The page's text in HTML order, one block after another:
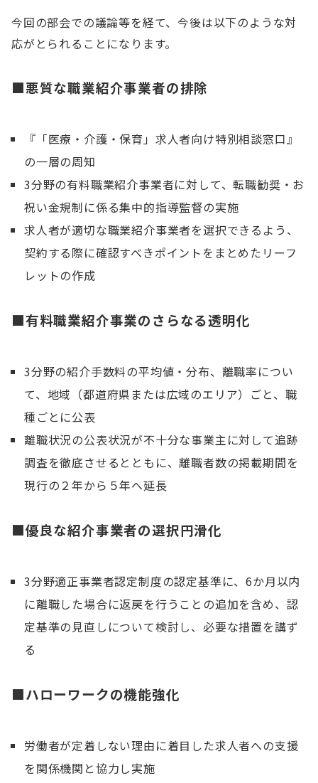
今回の部会での議論等を経て、今後は以下のような対
応がとられることになります。
■悪質な職業紹介事業者の排除
『「医療・介護・保育」求人者向け特別相談窓口』
の一層の周知
3分野の有料職業紹介事業者に対して、転職勧奨・お
祝い金規制に係る集中的指導監督の実施
求人者が適切な職業紹介事業者を選択できるよう、
契約する際に確認すべきポイントをまとめたリーフ
レットの作成
■有料職業紹介事業のさらなる透明化
3分野の紹介手数料の平均値・分布、離職率につい
て、地域（都道府県または広域のエリア）ごと、職
種ごとに公表
離職状況の公表状況が不十分な事業主に対して追跡
調査を徹底させるとともに、離職者数の掲載期間を
現行の２年から５年へ延長
■優良な紹介事業者の選択円滑化
3分野適正事業者認定制度の認定基準に、6か月以内
に離職した場合に返戻を行うことの追加を含め、認
定基準の見直しについて検討し、必要な措置を講ず
る
■ハローワークの機能強化
労働者が定着しない理由に着目した求人者への支援
を関係機関と協力し実施